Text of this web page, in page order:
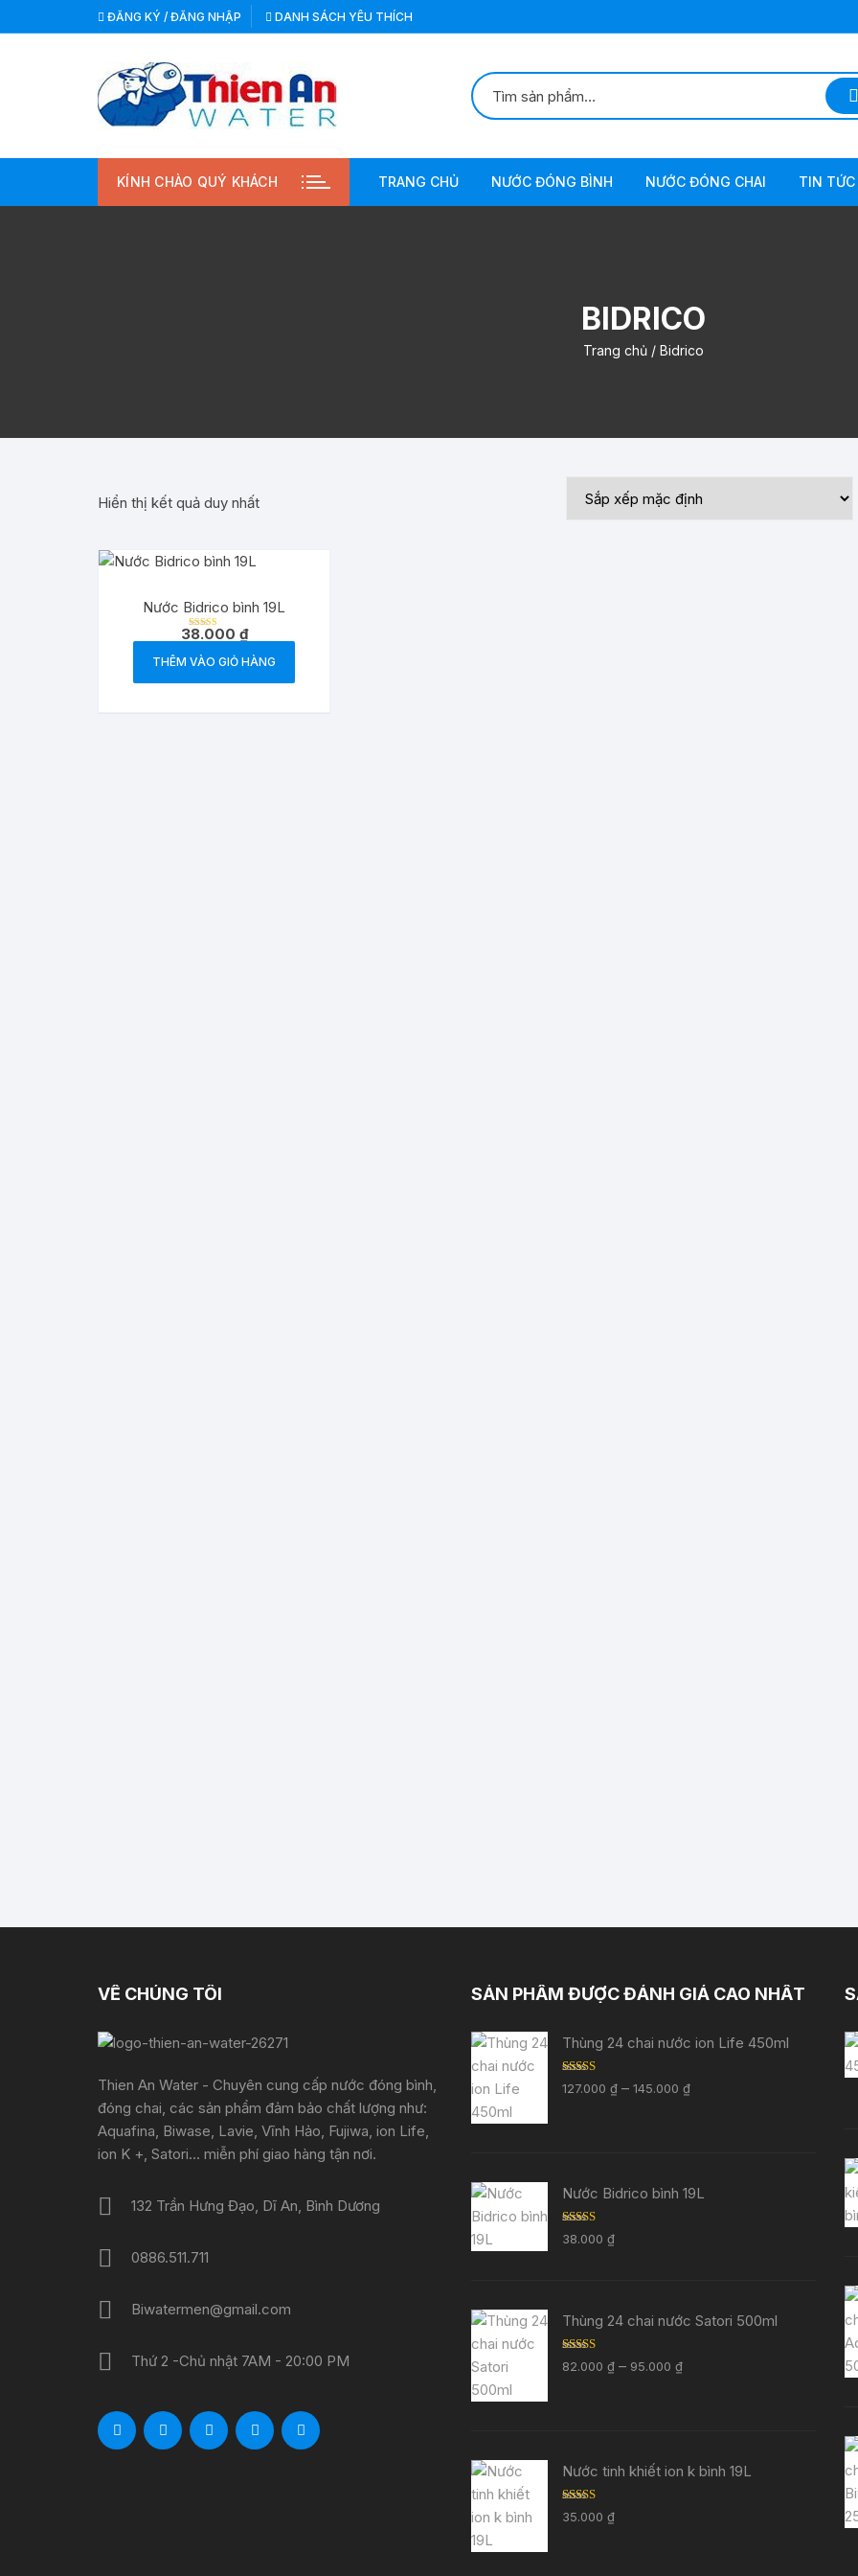
tới
ĐĂNG KÝ / ĐĂNG NHẬP DANH SÁCH YÊU THÍCH
KÍNH CHÀO QUÝ KHÁCH TRANG CHỦ NƯỚC ĐÓNG BÌNH NƯỚC ĐÓNG CHAI TIN TỨC
BIDRICO
Trang chủ / Bidrico
Hiển thị kết quả duy nhất
Nước Bidrico bình 19L
Được xếp
5 sao
38.000 ₫
THÊM VÀO GIỎ HÀNG
VỀ CHÚNG TÔI
Thien An Water - Chuyên cung cấp nước đóng bình,
đóng chai, các sản phẩm đảm bảo chất lượng như:
Aquafina, Biwase, Lavie, Vĩnh Hảo, Fujiwa, ion Life,
ion K +, Satori... miễn phí giao hàng tận nơi.
132 Trần Hưng Đạo, Dĩ An, Bình Dương
0886.511.711
Biwatermen@gmail.com
Thứ 2 -Chủ nhật 7AM - 20:00 PM
SẢN PHẨM ĐƯỢC ĐÁNH GIÁ CAO NHẤT
Thùng 24 chai nước ion Life 450ml
Được xếp
hạng5.005
127.000 ₫ – 145.000 ₫Khoảng
145.000 ₫
Nước Bidrico bình 19L
Được xếp
hạng5.005
38.000 ₫
Thùng 24 chai nước Satori 500ml
Được xếp
hạng5.005
82.000 ₫ – 95.000 ₫Khoảng
95.000 ₫
Nước tinh khiết ion k bình 19L
Được xếp
hạng5.005
35.000 ₫